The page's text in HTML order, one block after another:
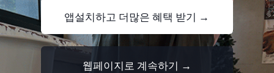
앱설치하고 더많은 혜택 받기 →
웹페이지로 계속하기 →